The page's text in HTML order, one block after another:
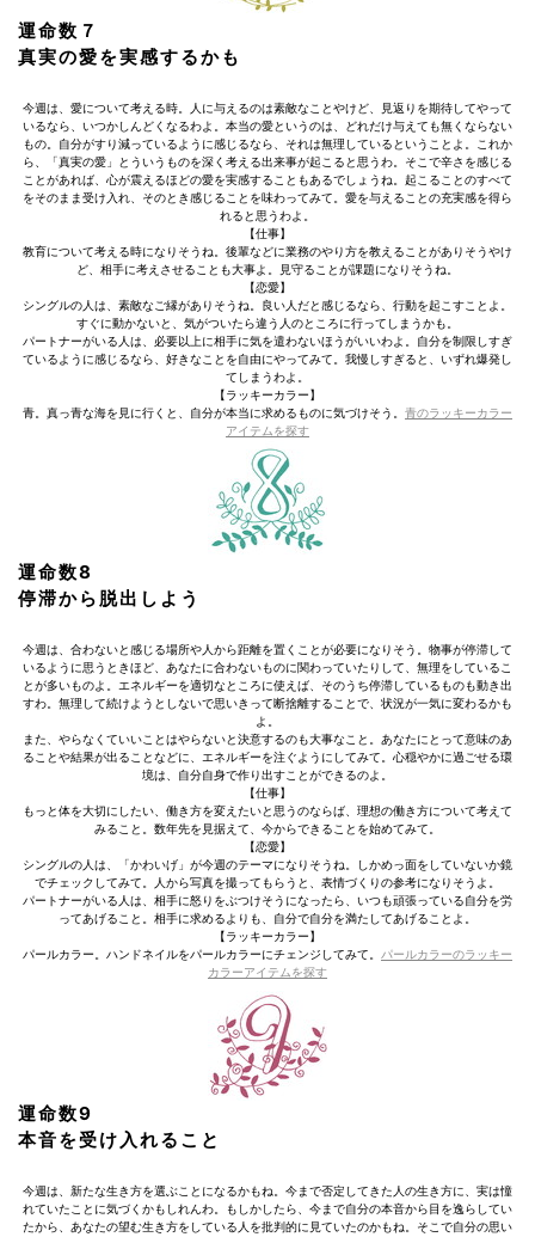
運命数７
真実の愛を実感するかも
今週は、愛について考える時。人に与えるのは素敵なことやけど、見返りを期待してやって
いるなら、いつかしんどくなるわよ。本当の愛というのは、どれだけ与えても無くならない
もの。自分がすり減っているように感じるなら、それは無理しているということよ。これか
ら、「真実の愛」とういうものを深く考える出来事が起こると思うわ。そこで辛さを感じる
ことがあれば、心が震えるほどの愛を実感することもあるでしょうね。起こることのすべて
をそのまま受け入れ、そのとき感じることを味わってみて。愛を与えることの充実感を得ら
れると思うわよ。
【仕事】
教育について考える時になりそうね。後輩などに業務のやり方を教えることがありそうやけ
ど、相手に考えさせることも大事よ。見守ることが課題になりそうね。
【恋愛】
シングルの人は、素敵なご縁がありそうね。良い人だと感じるなら、行動を起こすことよ。
すぐに動かないと、気がついたら違う人のところに行ってしまうかも。
パートナーがいる人は、必要以上に相手に気を遣わないほうがいいわよ。自分を制限しすぎ
ているように感じるなら、好きなことを自由にやってみて。我慢しすぎると、いずれ爆発し
てしまうわよ。
【ラッキーカラー】
青。真っ青な海を見に行くと、自分が本当に求めるものに気づけそう。 青のラッキーカラー
アイテムを探す
運命数8
停滞から脱出しよう
今週は、合わないと感じる場所や人から距離を置くことが必要になりそう。物事が停滞して
いるように思うときほど、あなたに合わないものに関わっていたりして、無理をしているこ
とが多いものよ。エネルギーを適切なところに使えば、そのうち停滞しているものも動き出
すわ。無理して続けようとしないで思いきって断捨離することで、状況が一気に変わるかも
よ。
また、やらなくていいことはやらないと決意するのも大事なこと。あなたにとって意味のあ
ることや結果が出ることなどに、エネルギーを注ぐようにしてみて。心穏やかに過ごせる環
境は、自分自身で作り出すことができるのよ。
【仕事】
もっと体を大切にしたい、働き方を変えたいと思うのならば、理想の働き方について考えて
みること。数年先を見据えて、今からできることを始めてみて。
【恋愛】
シングルの人は、「かわいげ」が今週のテーマになりそうね。しかめっ面をしていないか鏡
でチェックしてみて。人から写真を撮ってもらうと、表情づくりの参考になりそうよ。
パートナーがいる人は、相手に怒りをぶつけそうになったら、いつも頑張っている自分を労
ってあげること。相手に求めるよりも、自分で自分を満たしてあげることよ。
【ラッキーカラー】
パールカラー。ハンドネイルをパールカラーにチェンジしてみて。 パールカラーのラッキー
カラーアイテムを探す
運命数9
本音を受け入れること
今週は、新たな生き方を選ぶことになるかもね。今まで否定してきた人の生き方に、実は憧
れていたことに気づくかもしれんわ。もしかしたら、今まで自分の本音から目を逸らしてい
たから、あなたの望む生き方をしている人を批判的に見ていたのかもね。そこで自分の思い